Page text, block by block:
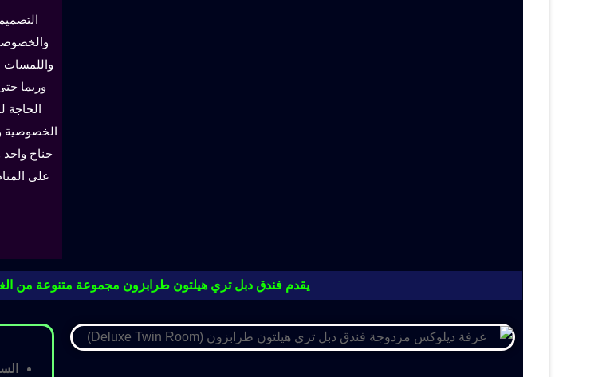
واللمسات
وربما
الحاجة
جناح واحد
على
يقدم فندق دبل تري هيلتون طرابزون مجموعة متنوعة من